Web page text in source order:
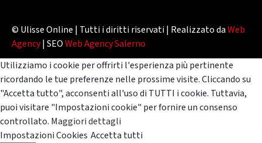
© Ulisse Online | Tutti i diritti riservati | Realizzato daWeb
Agency| SEOWeb Agency Salerno
Utilizziamo i cookie per offrirti l'esperienza più pertinente
ricordando le tue preferenze nelle prossime visite. Cliccando su
"Accetta tutto", acconsenti all'uso di TUTTI i cookie. Tuttavia,
puoi visitare "Impostazioni cookie" per fornire un consenso
controllato. Maggiori dettagli
Impostazioni Cookies Accetta tutti